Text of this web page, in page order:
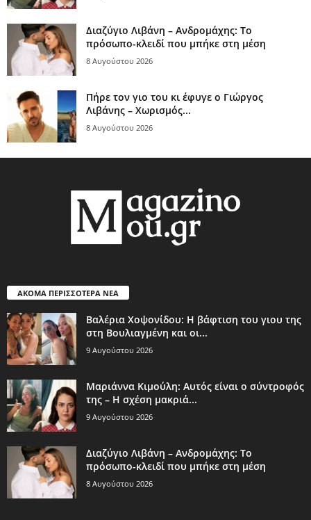
Διαζύγιο Λιβάνη – Ανδρομάχης: Το
πρόσωπο-κλειδί που μπήκε στη μέση
8 Αυγούστου 2026
Πήρε τον γιο του κι έφυγε ο Γιώργος
Λιβάνης – Χωρισμός...
8 Αυγούστου 2026
ΑΚΟΜΑ ΠΕΡΙΣΣΟΤΕΡΑ ΝΕΑ
Βαλέρια Χοψονίδου: Η βάφτιση του γιου της
στη Βουλιαγμένη και οι...
9 Αυγούστου 2026
Μαριάννα Κιμούλη: Αυτός είναι ο σύντροφός
της – Η σχέση μακριά...
9 Αυγούστου 2026
Διαζύγιο Λιβάνη – Ανδρομάχης: Το
πρόσωπο-κλειδί που μπήκε στη μέση
8 Αυγούστου 2026